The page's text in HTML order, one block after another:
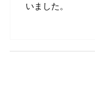
いました。